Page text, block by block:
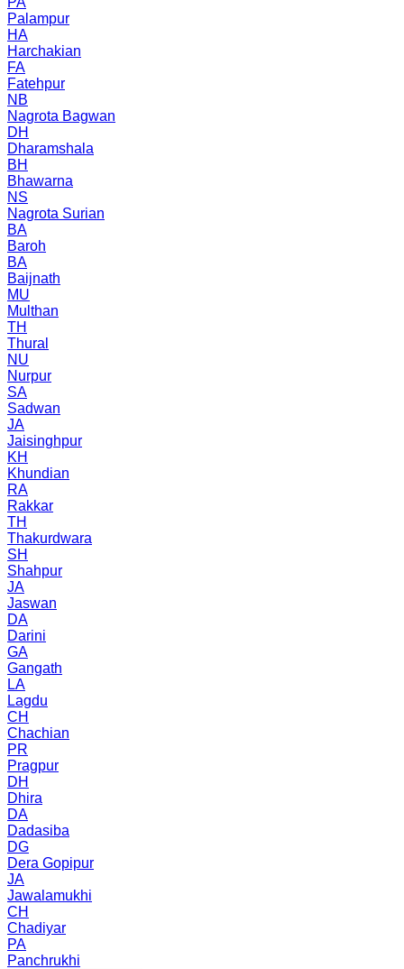
Palampur
HA
Harchakian
FA
Fatehpur
NB
Nagrota Bagwan
DH
Dharamshala
BH
Bhawarna
NS
Nagrota Surian
BA
Baroh
BA
Baijnath
MU
Multhan
TH
Thural
NU
Nurpur
SA
Sadwan
JA
Jaisinghpur
KH
Khundian
RA
Rakkar
TH
Thakurdwara
SH
Shahpur
JA
Jaswan
DA
Darini
GA
Gangath
LA
Lagdu
CH
Chachian
PR
Pragpur
DH
Dhira
DA
Dadasiba
DG
Dera Gopipur
JA
Jawalamukhi
CH
Chadiyar
PA
Panchrukhi